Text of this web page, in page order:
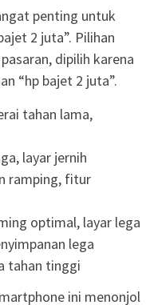
penting untuk
2 juta”. Pilihan
dipilih karena
“hp bajet 2 juta”.
tahan lama,
layar jernih
ramping, fitur
optimal, layar lega
lega
tahan tinggi
ini menonjol